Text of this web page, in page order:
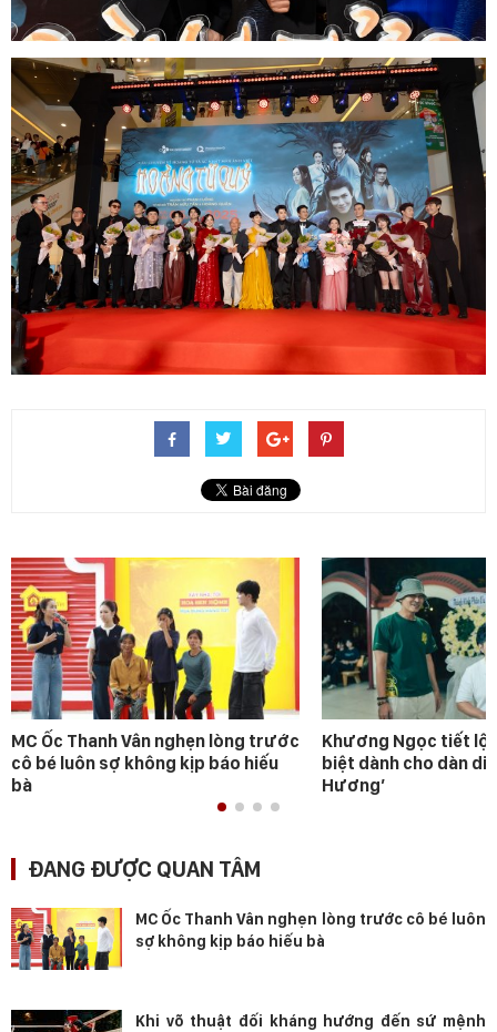
MC Ốc Thanh Vân nghẹn lòng trước
cô bé luôn sợ không kịp báo hiếu
bà
Khương Ngọc tiết lộ
biệt dành cho dàn
Hương’
ĐANG ĐƯỢC QUAN TÂM
MC Ốc Thanh Vân nghẹn lòng trước cô bé luôn
sợ không kịp báo hiếu bà
Khi võ thuật đối kháng hướng đến sứ mệnh